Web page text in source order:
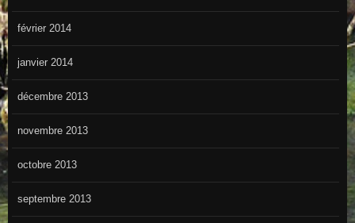
février 2014
janvier 2014
décembre 2013
novembre 2013
octobre 2013
septembre 2013